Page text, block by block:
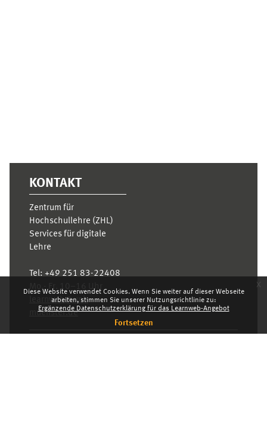
Diese Website verwendet Cookies. Wenn Sie weiter auf dieser Webseite
arbeiten, stimmen Sie unserer Nutzungsrichtlinie zu:
Ergänzende Datenschutzerklärung für das Learnweb-Angebot
Fortsetzen
x
KONTAKT
Zentrum für
Hochschullehre (ZHL)
Services für digitale
Lehre
Tel: +49 251 83-22408
Mo.- Fr. 10–16 Uhr
learnweb@uni-
muenster.de